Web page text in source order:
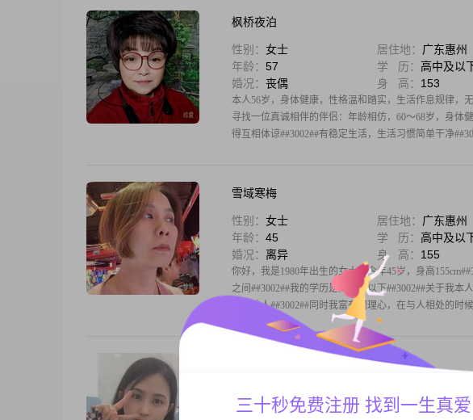
枫桥夜泊
性别： 女士 居住地： 广东惠州
年龄： 57 学 历： 高中及以
婚况： 丧偶 身 高： 153
本人56岁，身体健康，性格温和踏实，生活作息规律，
寻找一位真诚相伴的伴侣：年龄相仿，60～68岁，身体
得互相体谅##3002##有稳定生活，生活习惯简单干净
雪域寒梅
性别： 女士 居住地： 广东惠州
年龄： 45 学 历： 高中及以
婚况： 离异 身 高： 155
你好，我是1980年出生的女士，今年45岁，身高
之间##3002##我的学历是高中及以下##3002##关于我
依赖他人##3002##同时我富有同理心，在与人相处的时
年龄：34 学 历：大专
三十秒免费注册 找到一生真爱